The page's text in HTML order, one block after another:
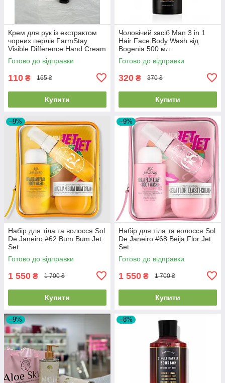
Крем для рук із екстрактом
чорних перлів FarmStay
Visible Difference Hand Cream
Black Pearl 100мл
Готово до відправки
110 ₴ 165 ₴
Купити
Чоловічий засіб Man 3 in 1
Hair Face Body Wash від
Bogenia 500 мл
Готово до відправки
320 ₴ 370 ₴
Купити
–9%
Набір для тіла та волосся Sol
De Janeiro #62 Bum Bum Jet
Set
Готово до відправки
1 550 ₴ 1 700 ₴
Купити
–9%
Набір для тіла та волосся Sol
De Janeiro #68 Beija Flor Jet
Set
Готово до відправки
1 550 ₴ 1 700 ₴
Купити
–9% –8%